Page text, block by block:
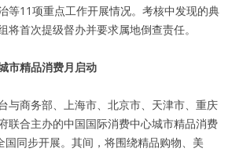
等11项重点工作开展情况。考核中发现的典
将首次提级督办并要求属地倒查责任。
市精品消费月启动
与商务部、上海市、北京市、天津市、重庆
联合主办的中国国际消费中心城市精品消费
国同步开展。其间，将围绕精品购物、美